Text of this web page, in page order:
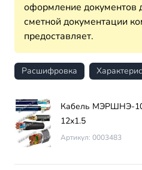
оформление документов
сметной документации
предоставляет.
Расшифровка
Кабель МЭРШНЭ-
12х1.5
Артикул: 0003483